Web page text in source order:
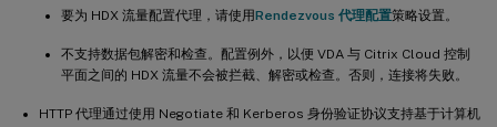
要为 HDX 流量配置代理，请使用Rendezvous 代理配置策略设置。
不支持数据包解密和检查。配置例外，以便 VDA 与 Citrix Cloud 控制
平面之间的 HDX 流量不会被拦截、解密或检查。否则，连接将失败。
HTTP 代理通过使用 Negotiate 和 Kerberos 身份验证协议支持基于计算机